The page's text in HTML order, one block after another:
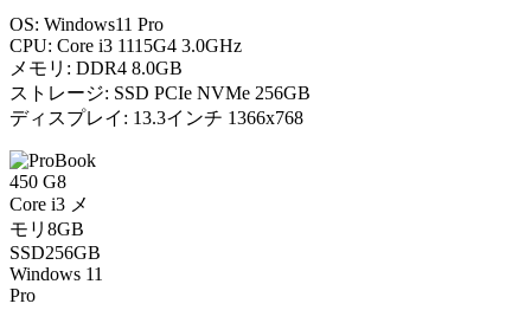
OS: Windows11 Pro
CPU: Core i3 1115G4 3.0GHz
メモリ: DDR4 8.0GB
ストレージ: SSD PCIe NVMe 256GB
ディスプレイ: 13.3インチ 1366x768